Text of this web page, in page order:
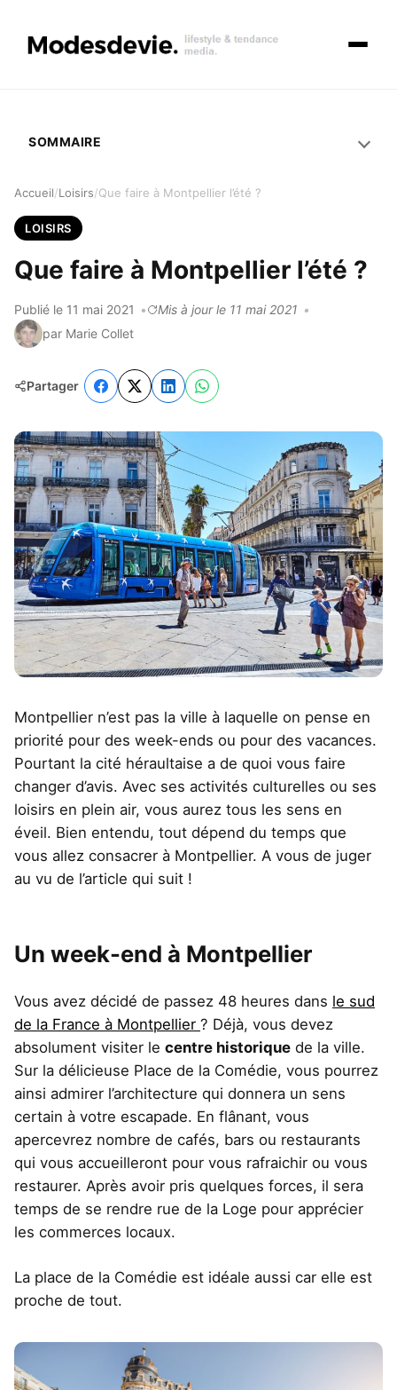
Ouvrir
Accueil Loisirs Que faire à Montpellier l’été ?
LOISIRS
Que faire à Montpellier l’été ?
Publié le 11 mai 2021
Mis à jour le 11 mai 2021
par Marie Collet
Partager
Montpellier n’est pas la ville à laquelle on pense en
priorité pour des week-ends ou pour des vacances.
Pourtant la cité héraultaise a de quoi vous faire
changer d’avis. Avec ses activités culturelles ou ses
loisirs en plein air, vous aurez tous les sens en
éveil. Bien entendu, tout dépend du temps que
vous allez consacrer à Montpellier. A vous de juger
au vu de l’article qui suit !
Un week-end à Montpellier
Vous avez décidé de passez 48 heures dans le sud
de la France à Montpellier ? Déjà, vous devez
absolument visiter le centre historique de la ville.
Sur la délicieuse Place de la Comédie, vous pourrez
ainsi admirer l’architecture qui donnera un sens
certain à votre escapade. En flânant, vous
apercevrez nombre de cafés, bars ou restaurants
qui vous accueilleront pour vous rafraichir ou vous
restaurer. Après avoir pris quelques forces, il sera
temps de se rendre rue de la Loge pour apprécier
les commerces locaux.
La place de la Comédie est idéale aussi car elle est
proche de tout.
SOMMAIRE